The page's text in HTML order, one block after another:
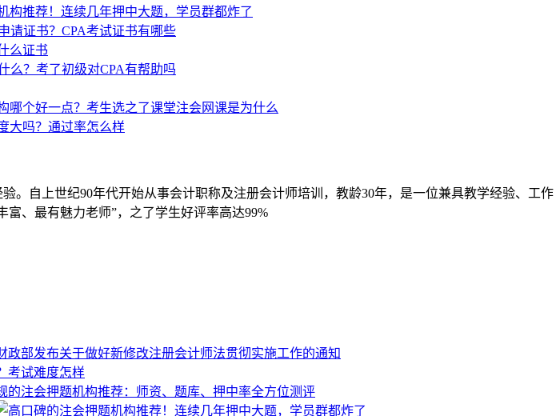
。自上世纪90年代开始从事会计职称及注册会计师培训，教龄30年，是一位兼具教学经验、工作
、最有魅力老师”，之了学生好评率高达99%